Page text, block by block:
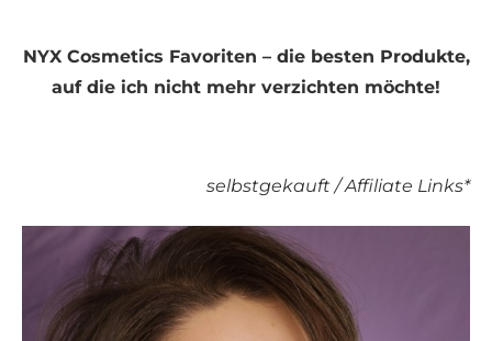
NYX Cosmetics Favoriten – die besten Produkte,
auf die ich nicht mehr verzichten möchte!
selbstgekauft / Affiliate Links*